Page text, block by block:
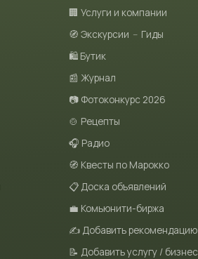
🏢 Услуги и компании
🧭 Экскурсии – Гиды
🛍 Бутик
📰 Журнал
📷 Фотоконкурс 2026
🍲 Рецепты
🎧 Радио
🧭 Квесты по Марокко
📋 Доска объявлений
💼 Комьюнити-биржа
✍️ Добавить рекомендацию
📝 Добавить услугу / бизнес